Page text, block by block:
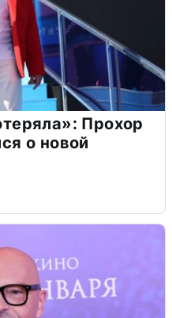
Прохор
о новой